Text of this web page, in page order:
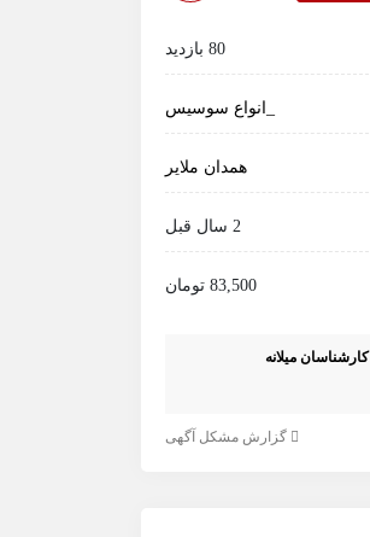
80 بازدید
_انواع سوسیس
همدان ملایر
2 سال قبل
83,500 تومان
میلانه
گزارش مشکل آگهی